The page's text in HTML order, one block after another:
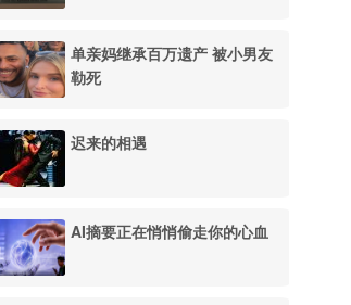
单亲妈继承百万遗产 被小男友
勒死
迟来的相遇
AI摘要正在悄悄偷走你的心血